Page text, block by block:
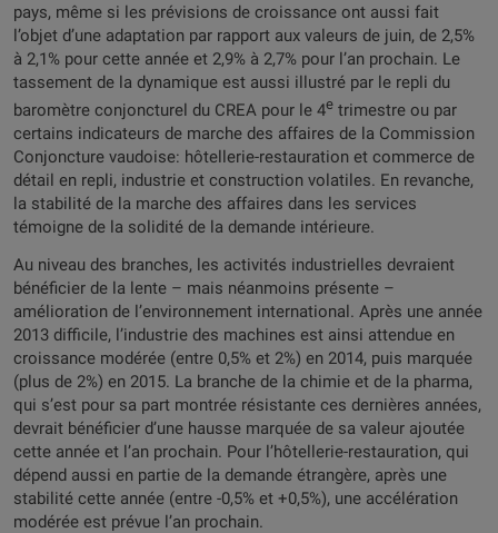
pays, même si les prévisions de croissance ont aussi fait
l’objet d’une adaptation par rapport aux valeurs de juin, de 2,5%
à 2,1% pour cette année et 2,9% à 2,7% pour l’an prochain. Le
tassement de la dynamique est aussi illustré par le repli du
baromètre conjoncturel du CREA pour le 4e trimestre ou par
certains indicateurs de marche des affaires de la Commission
Conjoncture vaudoise: hôtellerie-restauration et commerce de
détail en repli, industrie et construction volatiles. En revanche,
la stabilité de la marche des affaires dans les services
témoigne de la solidité de la demande intérieure.
Au niveau des branches, les activités industrielles devraient
bénéficier de la lente – mais néanmoins présente –
amélioration de l’environnement international. Après une année
2013 difficile, l’industrie des machines est ainsi attendue en
croissance modérée (entre 0,5% et 2%) en 2014, puis marquée
(plus de 2%) en 2015. La branche de la chimie et de la pharma,
qui s’est pour sa part montrée résistante ces dernières années,
devrait bénéficier d’une hausse marquée de sa valeur ajoutée
cette année et l’an prochain. Pour l’hôtellerie-restauration, qui
dépend aussi en partie de la demande étrangère, après une
stabilité cette année (entre -0,5% et +0,5%), une accélération
modérée est prévue l’an prochain.